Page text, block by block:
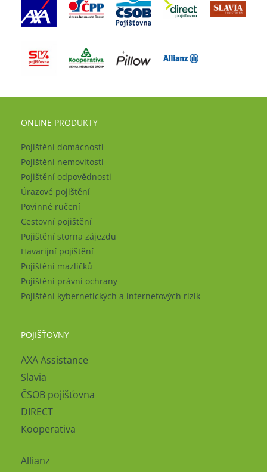
ONLINE PRODUKTY
Pojištění domácnosti
Pojištění nemovitosti
Pojištění odpovědnosti
Úrazové pojištění
Povinné ručení
Cestovní pojištění
Pojištění storna zájezdu
Havarijní pojištění
Pojištění mazlíčků
Pojištění právní ochrany
Pojištění kybernetických a internetových rizik
POJIŠŤOVNY
AXA Assistance
Slavia
ČSOB pojišťovna
DIRECT
Kooperativa
Allianz